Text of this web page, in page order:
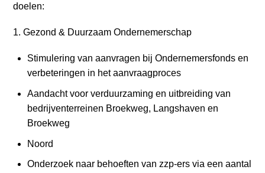
doelen:
1. Gezond & Duurzaam Ondernemerschap
Stimulering van aanvragen bij Ondernemersfonds en
verbeteringen in het aanvraagproces
Aandacht voor verduurzaming en uitbreiding van
bedrijventerreinen Broekweg, Langshaven en
Broekweg
Noord
Onderzoek naar behoeften van zzp-ers via een aantal